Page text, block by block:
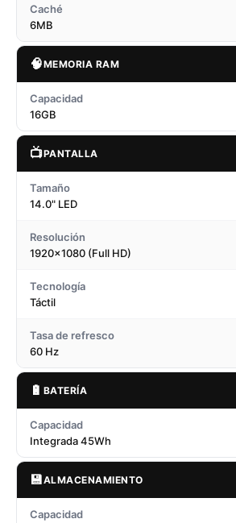
Caché
6MB
🧠MEMORIA RAM
Capacidad
16GB
📺PANTALLA
Tamaño
14.0" LED
Resolución
1920x1080 (Full HD)
Tecnología
Táctil
Tasa de refresco
60 Hz
🔋 BATERÍA
Capacidad
Integrada 45Wh
💾ALMACENAMIENTO
Capacidad